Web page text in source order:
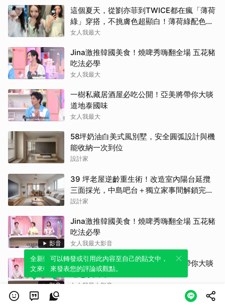
這個夏天，從劉亦菲到TWICE都在瘋「薄荷
綠」穿搭，不挑膚色超顯白！薄荷綠配色公
開
女人我最大
Jina激推韓國美食！燒啤秀嗨翻全場 五花豬
吃法必學
女人我最大
一樹私藏居酒屋必吃公開！亞美將帶你大啖
道地泰國味
女人我最大
58坪奶油白美式風別墅，安全圓弧設計與機
能收納一次到位
設計家
39 坪老屋逆齡重生術！改造室內陽台延攬
三面採光，中島吧台＋獨立家事間解鎖完美
家務路徑
設計家
影音
Jina激推韓國美食！燒啤秀嗨翻全場 五花豬
吃法必學
女人我最大影音
影音
一樹私藏居酒屋必吃公開！亞美將帶你大啖
道地泰國味
女人我最大影音
夏天香水別噴手腕？調香師揭最佳噴香位
全新體驗！一鍵引用此內容，透過發布貼
文來輕鬆表達個人立場。
可以轉發或引用此內容至自己的貼文中，
來發表您的評論或觀點。